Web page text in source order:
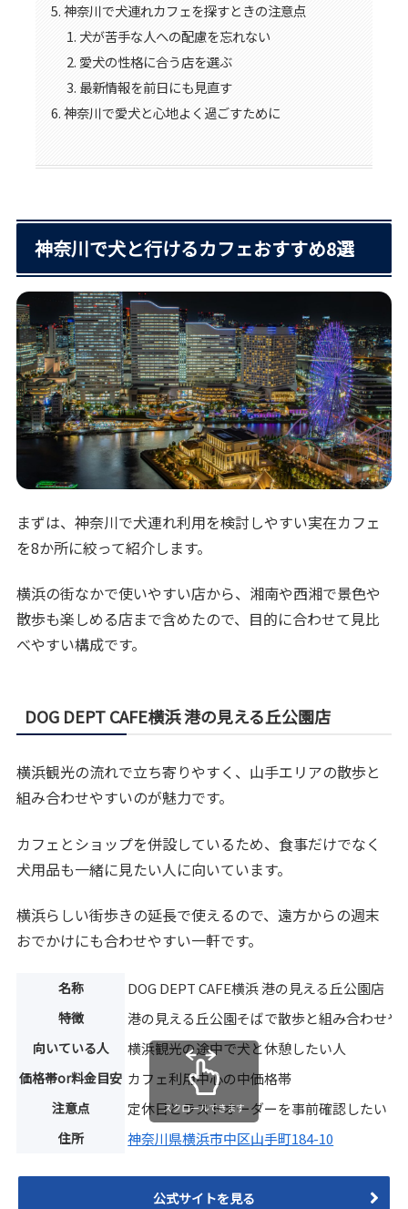
神奈川で犬連れカフェを探すときの注意点
犬が苦手な人への配慮を忘れない
愛犬の性格に合う店を選ぶ
最新情報を前日にも見直す
神奈川で愛犬と心地よく過ごすために
神奈川で犬と行けるカフェおすすめ8選
まずは、神奈川で犬連れ利用を検討しやすい実在カフェ
を8か所に絞って紹介します。
横浜の街なかで使いやすい店から、湘南や西湘で景色や
散歩も楽しめる店まで含めたので、目的に合わせて見比
べやすい構成です。
DOG DEPT CAFE横浜 港の見える丘公園店
横浜観光の流れで立ち寄りやすく、山手エリアの散歩と
組み合わせやすいのが魅力です。
カフェとショップを併設しているため、食事だけでなく
犬用品も一緒に見たい人に向いています。
横浜らしい街歩きの延長で使えるので、遠方からの週末
おでかけにも合わせやすい一軒です。
名称 DOG DEPT CAFE横浜 港の見える丘公園店
特徴 港の見える丘公園そばで散歩と組み合わせや
向いている人 横浜観光の途中で犬と休憩したい人
価格帯or料金目安 カフェ利用中心の中価格帯
注意点 定休日とラストオーダーを事前確認したい
住所 神奈川県横浜市中区山手町184-10
スクロールできます
公式サイトを見る